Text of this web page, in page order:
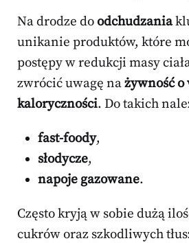
Na drodze doodchudzania
unikanie produktów, które
postępy w redukcji masy
zwrócić uwagę nażywność o
kaloryczności. Do takich
fast-foody,
słodycze,
napoje gazowane.
Często kryją w sobie dużą
cukrów oraz szkodliwych